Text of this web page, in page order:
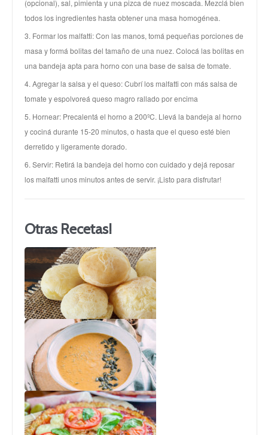
(opcional), sal, pimienta y una pizca de nuez moscada. Mezclá bien
todos los ingredientes hasta obtener una masa homogénea.
3. Formar los malfatti: Con las manos, tomá pequeñas porciones de
masa y formá bolitas del tamaño de una nuez. Colocá las bolitas en
una bandeja apta para horno con una base de salsa de tomate.
4. Agregar la salsa y el queso: Cubrí los malfatti con más salsa de
tomate y espolvoreá queso magro rallado por encima
5. Hornear: Precalentá el horno a 200ºC. Llevá la bandeja al horno
y cociná durante 15-20 minutos, o hasta que el queso esté bien
derretido y ligeramente dorado.
6. Servir: Retirá la bandeja del horno con cuidado y dejá reposar
los malfatti unos minutos antes de servir. ¡Listo para disfrutar!
Otras Recetas!